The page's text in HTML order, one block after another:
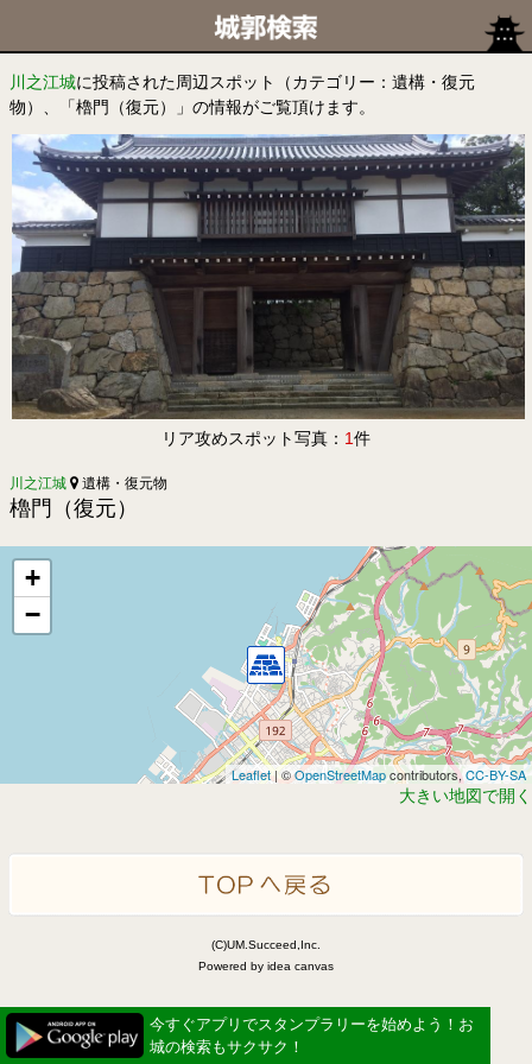
川之江城に投稿された周辺スポット（カテゴリー：遺構・復元
物）、「櫓門（復元）」の情報がご覧頂けます。
リア攻めスポット写真： 1件
川之江城 遺構・復元物
櫓門（復元）
+
−
Leaflet | ©OpenStreetMapcontributors,CC-BY-SA
大きい地図で開く
(C)UM.Succeed,Inc.
Powered by idea canvas
今すぐアプリでスタンプラリーを始めよう！お
城の検索もサクサク！